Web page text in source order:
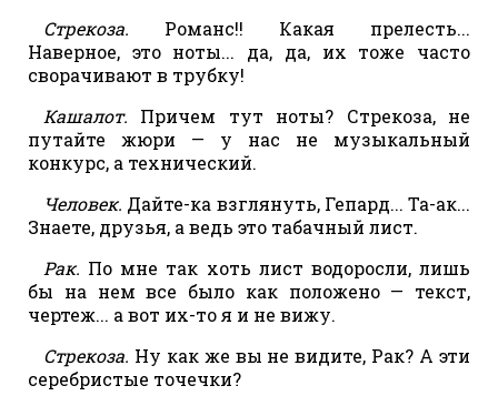
Стрекоза. Романс!! Какая прелесть...
Наверное, это ноты... да, да, их тоже часто
сворачивают в трубку!
Кашалот. Причем тут ноты? Стрекоза, не
путайте жюри — у нас не музыкальный
конкурс, а технический.
Человек. Дайте-ка взглянуть, Гепард... Та-ак...
Знаете, друзья, а ведь это табачный лист.
Рак. По мне так хоть лист водоросли, лишь
бы на нем все было как положено — текст,
чертеж... а вот их-то я и не вижу.
Стрекоза. Ну как же вы не видите, Рак? А эти
серебристые точечки?